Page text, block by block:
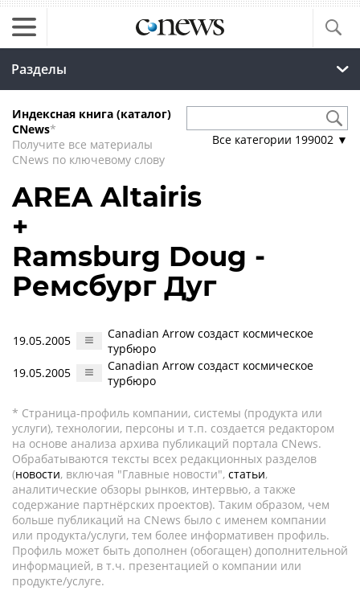
Разделы
Индексная книга (каталог)
CNews*
Получите все материалы
CNews по ключевому слову
Все категории 199002 ▼
AREA Altairis
+
Ramsburg Doug -
Ремсбург Дуг
19.05.2005
Canadian Arrow создаст космическое
турбюро
19.05.2005
Canadian Arrow создаст космическое
турбюро
* Страница-профиль компании, системы (продукта или
услуги), технологии, персоны и т.п. создается редактором
на основе анализа архива публикаций портала CNews.
Обрабатываются тексты всех редакционных разделов
(новости, включая "Главные новости", статьи,
аналитические обзоры рынков, интервью, а также
содержание партнёрских проектов). Таким образом, чем
больше публикаций на CNews было с именем компании
или продукта/услуги, тем более информативен профиль.
Профиль может быть дополнен (обогащен) дополнительной
информацией, в т.ч. презентацией о компании или
продукте/услуге.